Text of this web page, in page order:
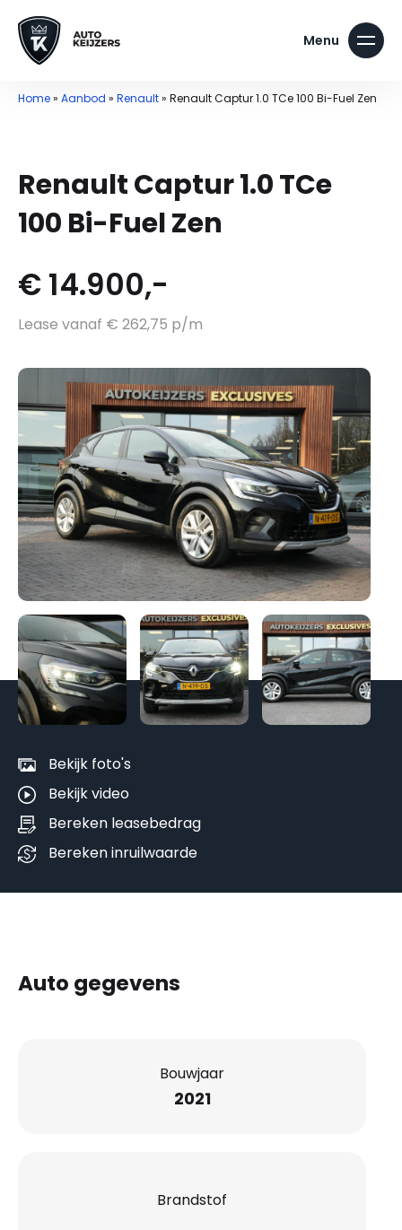
Home» Aanbod » Renault» Renault Captur 1.0 TCe 100 Bi-Fuel Zen
Renault Captur 1.0 TCe
100 Bi-Fuel Zen
€ 14.900,-
Lease vanaf € 262,75 p/m
Bekijk foto's
Bekijk video
Bereken leasebedrag
Bereken inruilwaarde
Auto gegevens
Bouwjaar
2021
Brandstof